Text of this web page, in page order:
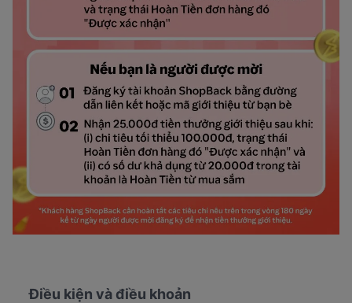
Điều kiện và điều khoản